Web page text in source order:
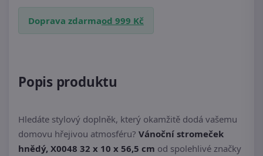
Doprava zdarmaod 999 Kč
Popis produktu
Hledáte stylový doplněk, který okamžitě dodá vašemu
domovu hřejivou atmosféru? Vánoční stromeček
hnědý, X0048 32 x 10 x 56,5 cm od spolehlivé značky